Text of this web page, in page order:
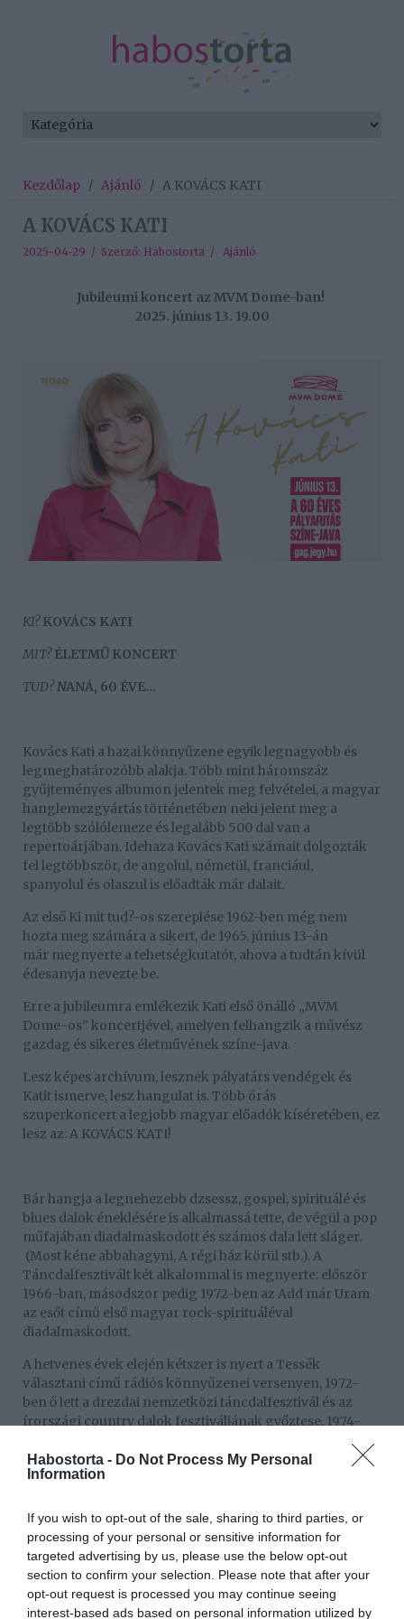
Habostorta - Do Not Process My Personal
Information
If you wish to opt-out of the sale, sharing to third parties, or
processing of your personal or sensitive information for
targeted advertising by us, please use the below opt-out
section to confirm your selection. Please note that after your
opt-out request is processed you may continue seeing
interest-based ads based on personal information utilized by
Kezdőlap / Ajánló / A KOVÁCS KATI
A KOVÁCS KATI
2025-04-29 / Szerző: Habostorta / Ajánló
Jubileumi koncert az MVM Dome-ban!
2025. június 13. 19.00
KI?KOVÁCS KATI
MIT?ÉLETMŰ KONCERT
TUD?NANÁ, 60 ÉVE…
Kovács Kati a hazai könnyűzene egyik legnagyobb és
legmeghatározóbb alakja. Több mint háromszáz
gyűjteményes albumon jelentek meg felvételei, a magyar
hanglemezgyártás történetében neki jelent meg a
legtöbb szólólemeze és legalább 500 dal van a
repertoárjában. Idehaza Kovács Kati számait dolgozták
fel legtöbbször, de angolul, németül, franciául,
spanyolul és olaszul is előadták már dalait.
Az első Ki mit tud?-os szereplése 1962-ben még nem
hozta meg számára a sikert, de 1965. június 13-án
már megnyerte a tehetségkutatót, ahova a tudtán kívül
édesanyja nevezte be.
Erre a jubileumra emlékezik Kati első önálló „MVM
Dome-os” koncertjével, amelyen felhangzik a művész
gazdag és sikeres életművének színe-java.
Lesz képes archívum, lesznek pályatárs vendégek és
Katit ismerve, lesz hangulat is. Több órás
szuperkoncert a legjobb magyar előadók kíséretében, ez
lesz az: A KOVÁCS KATI!
Bár hangja a legnehezebb dzsessz, gospel, spirituálé és
blues dalok éneklésére is alkalmassá tette, de végül a pop
műfajában diadalmaskodott és számos dala lett sláger.
(Most kéne abbahagyni, A régi ház körül stb.). A
Táncdalfesztivált két alkalommal is megnyerte: először
1966-ban, másodszor pedig 1972-ben az Add már Uram
az esőt című első magyar rock-spirituáléval
diadalmaskodott.
A hetvenes évek elején kétszer is nyert a Tessék
választani című rádiós könnyűzenei versenyen, 1972-
ben ő lett a drezdai nemzetközi táncdalfesztivál és az
írországi country dalok fesztiváljának győztese. 1974-
ben a legnépszerűbb külföldi énekesnek választották
meg az NDK-ban, s az év sztárjának Angliában.
Gábor, LGT, V'Moto-Rock
együttes, Lerch István. Rengeteg lemez és koncert
köthető a nevéhez, sokszor olyan nagynevű
együttesekkel dolgozott együtt, mint az Illés, Metró és az
Omega. Nemcsak énekesnőként, hanem színésznőként
és dalszövegíróként is remekelt. 1967-ben fedezte fel a